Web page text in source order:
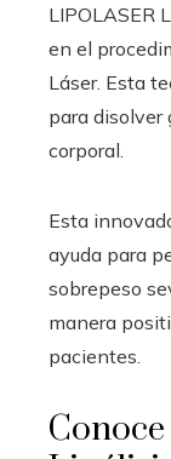
LIPOLASER
en el
Láser. Esta
para disolver
corporal.
Esta
ayuda para
sobrepeso
manera
pacientes.